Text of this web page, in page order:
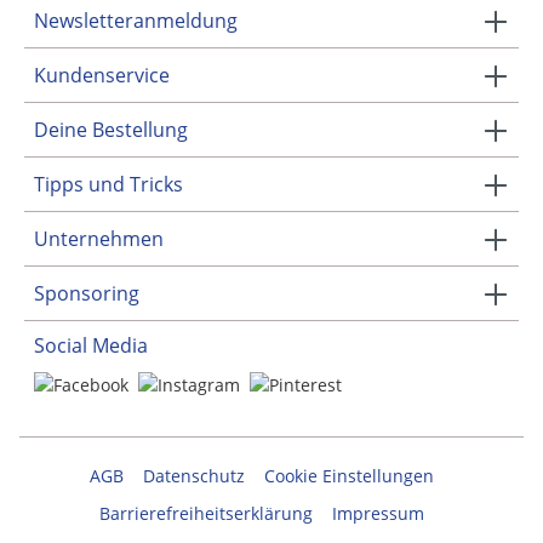
Newsletteranmeldung
Kundenservice
Deine Bestellung
Tipps und Tricks
Unternehmen
Sponsoring
Social Media
AGB Datenschutz
Cookie Einstellungen
Barrierefreiheitserklärung
Impressum